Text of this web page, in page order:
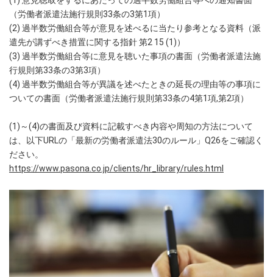
（労働者派遣法施行規則33条の3第1項）
(2) 過半数労働組合等が意見を述べるに当たり参考となる資料（派
遣先が講ずべき措置に関する指針 第2 15 (1)）
(3) 過半数労働組合等に意見を聴いた事項の書面（労働者派遣法施
行規則第33条の3第3項）
(4) 過半数労働組合等が異議を述べたときの延長の理由等の事項に
ついての書面（労働者派遣法施行規則第33条の4第1項,第2項）
(1)～(4)の書面及び資料に記載すべき内容や周知の方法について
は、以下URLの「最新の労働者派遣法30のルール」Q26をご確認く
ださい。
https://www.pasona.co.jp/clients/hr_library/rules.html